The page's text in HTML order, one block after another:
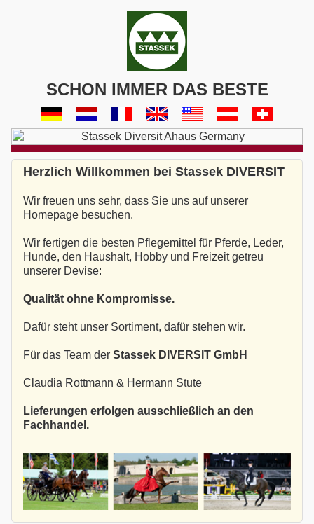
SCHON IMMER DAS BESTE
Herzlich Willkommen bei Stassek DIVERSIT
Wir freuen uns sehr, dass Sie uns auf unserer
Homepage besuchen.
Wir fertigen die besten Pflegemittel für Pferde, Leder,
Hunde, den Haushalt, Hobby und Freizeit getreu
unserer Devise:
Qualität ohne Kompromisse.
Dafür steht unser Sortiment, dafür stehen wir.
Für das Team der Stassek DIVERSIT GmbH
Claudia Rottmann & Hermann Stute
Lieferungen erfolgen ausschließlich an den
Fachhandel.